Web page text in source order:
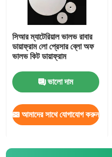
একটি উদ্ধৃতি অনুরোধ করুন
রাবার ডায়াফ্রাম সীল
ভালভ রাবার ডায়াফ্রাম
সিআর ম্যাটেরিয়াল ভালভ রাবার
ডায়াফ্রাম লো প্রেসার ব্লো অফ
ভালভ কিট ডায়াফ্রাম
ভালো দাম
আমাদের সাথে যোগাযোগ করুন